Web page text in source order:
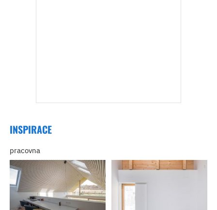
INSPIRACE
pracovna